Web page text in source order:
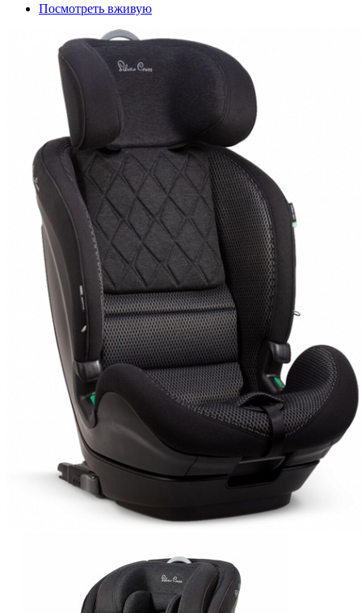
Посмотреть вживую